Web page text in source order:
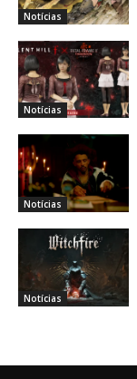
Notícias
Notícias
Notícias
Notícias